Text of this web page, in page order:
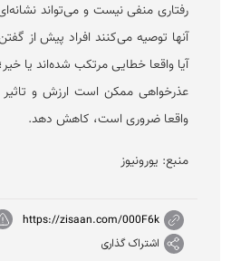
رفتاری منفی نیست و می‌تواند
آنها توصیه می‌کنند افراد پیش از
آیا واقعا خطایی مرتکب شده‌اند یا
عذرخواهی ممکن است ارزش و
واقعا ضروری است، کاهش دهد.
منبع: یورونیوز
https://zisaan.com/000F6k
اشتراک گذاری